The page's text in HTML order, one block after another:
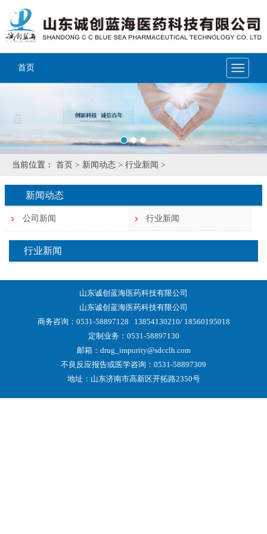
Toggle
首页
当前位置： 首页 > 新闻动态 > 行业新闻 >
新闻动态
公司新闻 行业新闻
行业新闻
山东诚创蓝海医药科技有限公司
山东诚创蓝海医药科技有限公司
商务咨询：0531-58897128 13854130210/ 18560195018
定制业务：0531-58897130
邮箱：drug_impurity@sdcclh.com
不良反应报告或医学咨询：0531-58897309
地址：山东济南市高新区开拓路2350号